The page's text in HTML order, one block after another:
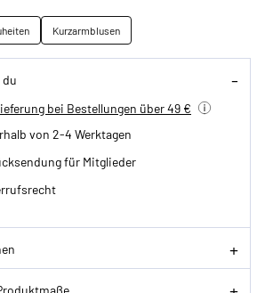
Kurzarmblusen
bei Bestellungen über 49 €
von 2-4 Werktagen
für Mitglieder